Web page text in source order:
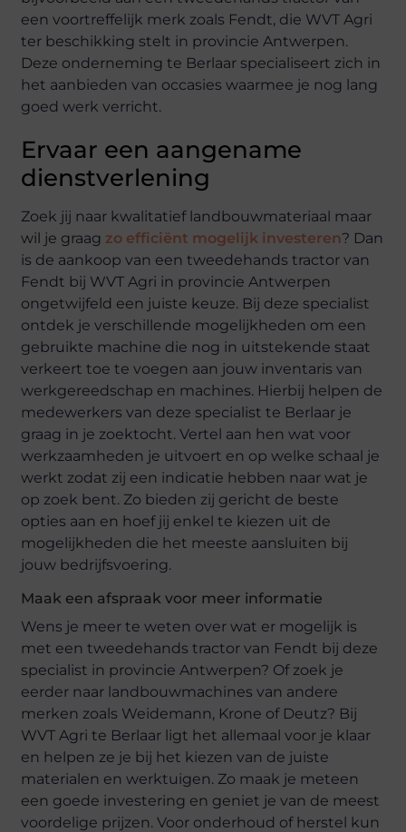
een voortreffelijk merk zoals Fendt, die WVT Agri
ter beschikking stelt in provincie Antwerpen.
Deze onderneming te Berlaar specialiseert zich in
het aanbieden van occasies waarmee je nog lang
goed werk verricht.
Ervaar een aangename
dienstverlening
Zoek jij naar kwalitatief landbouwmateriaal maar
wil je graag zo efficiënt mogelijk investeren? Dan
is de aankoop van een tweedehands tractor van
Fendt bij WVT Agri in provincie Antwerpen
ongetwijfeld een juiste keuze. Bij deze specialist
ontdek je verschillende mogelijkheden om een
gebruikte machine die nog in uitstekende staat
verkeert toe te voegen aan jouw inventaris van
werkgereedschap en machines. Hierbij helpen de
medewerkers van deze specialist te Berlaar je
graag in je zoektocht. Vertel aan hen wat voor
werkzaamheden je uitvoert en op welke schaal je
werkt zodat zij een indicatie hebben naar wat je
op zoek bent. Zo bieden zij gericht de beste
opties aan en hoef jij enkel te kiezen uit de
mogelijkheden die het meeste aansluiten bij
jouw bedrijfsvoering.
Maak een afspraak voor meer informatie
Wens je meer te weten over wat er mogelijk is
met een tweedehands tractor van Fendt bij deze
specialist in provincie Antwerpen? Of zoek je
eerder naar landbouwmachines van andere
merken zoals Weidemann, Krone of Deutz? Bij
WVT Agri te Berlaar ligt het allemaal voor je klaar
en helpen ze je bij het kiezen van de juiste
materialen en werktuigen. Zo maak je meteen
een goede investering en geniet je van de meest
voordelige prijzen. Voor onderhoud of herstel kun